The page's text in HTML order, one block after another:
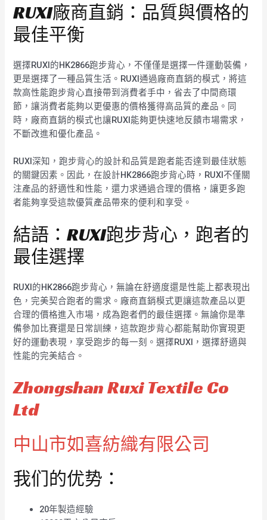
RUXI廠商直銷：品質與價格的
最佳平衡
選擇RUXI的HK2866跑步背心，不僅僅是選擇一件運動裝備，
更是選擇了一種品質生活。RUXI通過廠商直銷的模式，將這
款高性能跑步背心直接帶到消費者手中，省去了中間商環
節，讓消費者能夠以更優惠的價格獲得高品質的產品。同
時，廠商直銷的模式也讓RUXI能夠更快速地反饋市場需求，
不斷改進和優化產品。
RUXI深知，跑步背心的設計和品質是跑者能否達到最佳狀態
的關鍵因素。因此，在設計HK2866跑步背心時，RUXI不僅關
注產品的舒適性和性能，還力求通過合理的價格，讓更多跑
者能夠享受這款優質產品帶來的便利和享受。
結語：RUXI跑步背心，跑者的
最佳選擇
RUXI的HK2866跑步背心，無論在舒適度還是性能上都表現出
色，完美契合跑者的需求。廠商直銷模式更讓這款產品以更
合理的價格進入市場，成為跑者們的最佳選擇。無論你是準
備參加比賽還是日常訓練，這款跑步背心都能幫助你實現更
好的運動表現，享受跑步的每一刻。選擇RUXI，選擇舒適與
性能的完美結合。
Zhongshan Ruxi Textile Co
Ltd
中山市如喜紡織有限公司
我们的优势：
20年製造經驗